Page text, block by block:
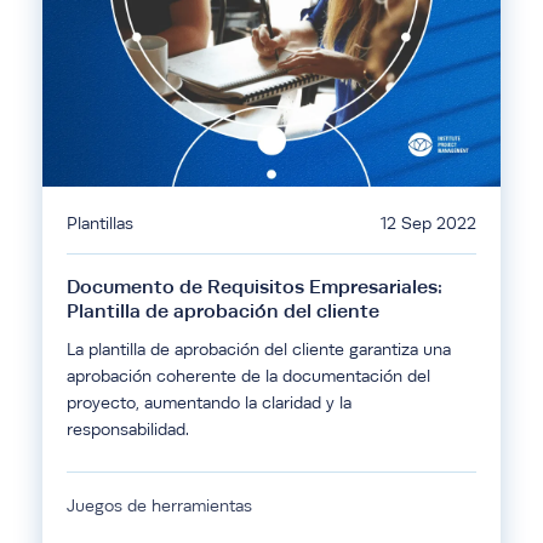
Plantillas 12 Sep 2022
Documento de Requisitos Empresariales:
Plantilla de aprobación del cliente
La plantilla de aprobación del cliente garantiza una
aprobación coherente de la documentación del
proyecto, aumentando la claridad y la
responsabilidad.
Juegos de herramientas